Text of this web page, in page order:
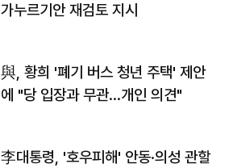
가누르기안 재검토 지시
與, 황희 '폐기 버스 청년 주택' 제안
에 "당 입장과 무관…개인 의견"
李대통령, '호우피해' 안동·의성 관할